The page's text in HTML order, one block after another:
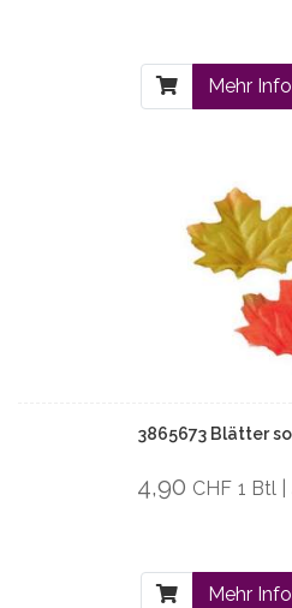
Mehr
3865673 Blätter
4,90 CHF 1 Btl |
Mehr